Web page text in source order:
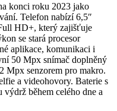
konci roku 2023 jako
Telefon nabízí 6,5″
HD+, který zajišťuje
se stará procesor
aplikace, komunikaci i
50 Mpx snímač doplněný
Mpx senzorem pro makro.
a videohovory. Baterie s
během celého dne a